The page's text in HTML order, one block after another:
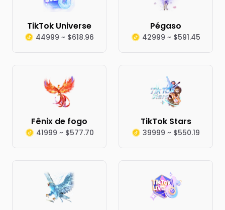
TikTok Universe
44999 ~ $618.96
Pégaso
42999 ~ $591.45
Fênix de fogo
41999 ~ $577.70
TikTok Stars
39999 ~ $550.19